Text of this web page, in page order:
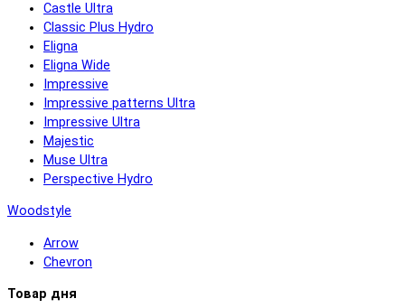
Castle Ultra
Classic Plus Hydro
Eligna
Eligna Wide
Impressive
Impressive patterns Ultra
Impressive Ultra
Majestic
Muse Ultra
Perspective Hydro
Woodstyle
Arrow
Chevron
Товар дня